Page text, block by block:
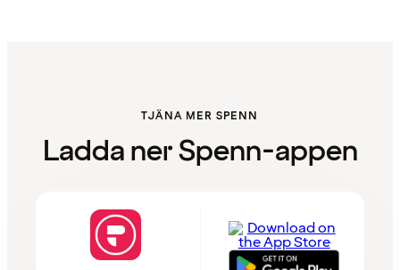
TJÄNA MER SPENN
Ladda ner Spenn-appen